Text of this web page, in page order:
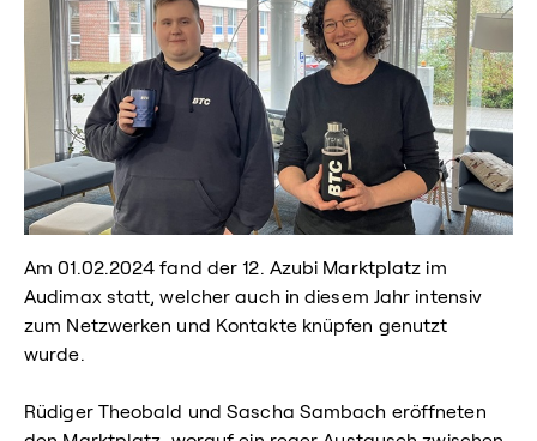
Am 01.02.2024 fand der 12. Azubi Marktplatz im
Audimax statt, welcher auch in diesem Jahr intensiv
zum Netzwerken und Kontakte knüpfen genutzt
wurde.
Rüdiger Theobald und Sascha Sambach eröffneten